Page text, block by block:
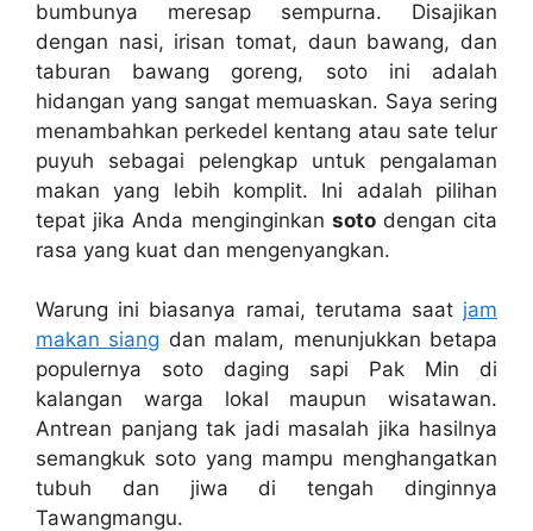
bumbunya meresap sempurna. Disajikan
dengan nasi, irisan tomat, daun bawang, dan
taburan bawang goreng, soto ini adalah
hidangan yang sangat memuaskan. Saya sering
menambahkan perkedel kentang atau sate telur
puyuh sebagai pelengkap untuk pengalaman
makan yang lebih komplit. Ini adalah pilihan
tepat jika Anda menginginkan sotodengan cita
rasa yang kuat dan mengenyangkan.
Warung ini biasanya ramai, terutama saat jam
makan siang dan malam, menunjukkan betapa
populernya soto daging sapi Pak Min di
kalangan warga lokal maupun wisatawan.
Antrean panjang tak jadi masalah jika hasilnya
semangkuk soto yang mampu menghangatkan
tubuh dan jiwa di tengah dinginnya
Tawangmangu.